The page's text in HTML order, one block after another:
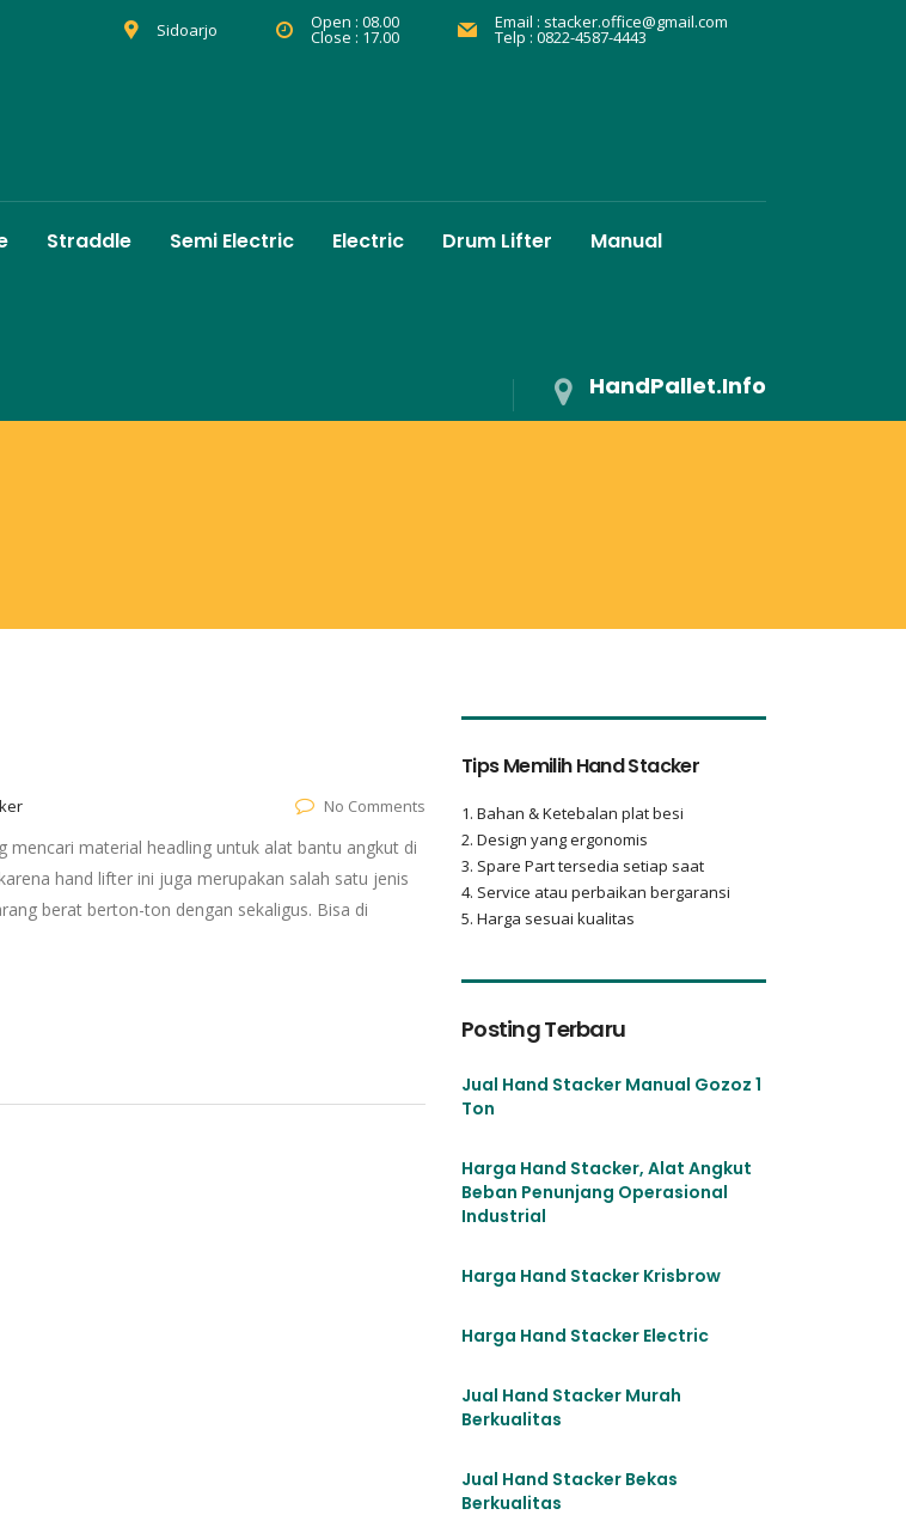
Sidoarjo Open : 08.00
Close : 17.00
Email : stacker.office@gmail.com
Telp : 0822-4587-4443
Straddle Semi Electric Electric Drum Lifter Manual
HandPallet.Info
No Comments
mencari material headling untuk alat bantu angkut di
hand lifter ini juga merupakan salah satu jenis
berat berton-ton dengan sekaligus. Bisa di
Tips Memilih Hand Stacker
1. Bahan & Ketebalan plat besi
2. Design yang ergonomis
3. Spare Part tersedia setiap saat
4. Service atau perbaikan bergaransi
5. Harga sesuai kualitas
Posting Terbaru
Jual Hand Stacker Manual Gozoz 1
Ton
Harga Hand Stacker, Alat Angkut
Beban Penunjang Operasional
Industrial
Harga Hand Stacker Krisbrow
Harga Hand Stacker Electric
Jual Hand Stacker Murah
Berkualitas
Jual Hand Stacker Bekas
Berkualitas